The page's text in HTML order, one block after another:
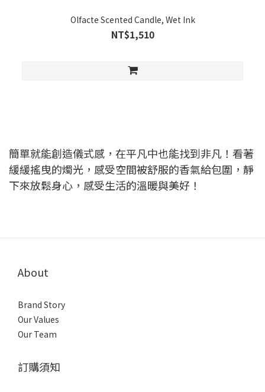
Olfacte Scented Candle, Wet Ink
NT$1,510
簡單就能創造儀式感，在平凡中也能找到非凡！看著
緩緩搖曳的燭光，感受空間被舒服的香氣給包圍，靜
下來放鬆身心，感受生活的溫暖與美好！
About
Brand Story
Our Values
Our Team
訂購須知